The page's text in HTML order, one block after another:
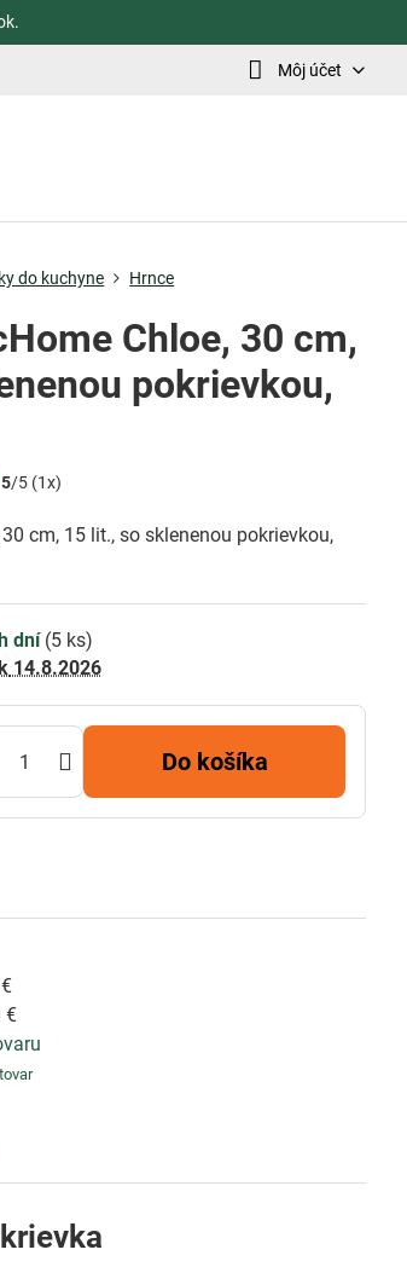
Môj účet
do kuchyne Hrnce
Chloe, 30 cm,
pokrievkou,
5/5 (1x)
cm, 15 lit., so sklenenou pokrievkou,
dní (5 ks)
14.8.2026
Do košíka
€